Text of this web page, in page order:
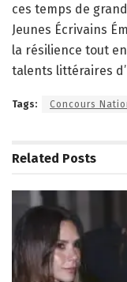
ces temps de
Jeunes Écrivains
la résilience tout
talents littéraires
Tags: Concours
Related Posts